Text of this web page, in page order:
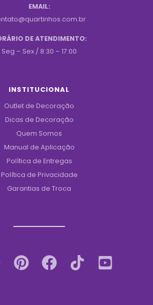
EMAIL:
DE ATENDIMENTO:
Seg – Sex / 8:30 – 17:00
INSTITUCIONAL
Outlet de Decoração
Dicas de Decoração
Quem Somos
Manual de Aplicação
Política de Entregas
Política de Privacidade
Garantias de Troca